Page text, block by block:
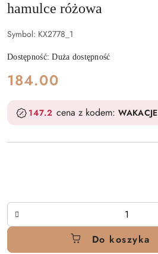
hamulce różowa
Symbol: KX2778_1
Dostępność:Duża dostępność
cena:
184.00
147.2 cena z kodem: WAKACJE
Do koszyka